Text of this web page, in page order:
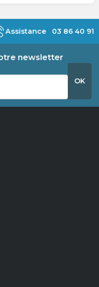
Assistance 03 86 40 91
newsletter
OK